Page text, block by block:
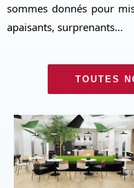
sommes donnés pour
apaisants, surprenants…
TOUTES